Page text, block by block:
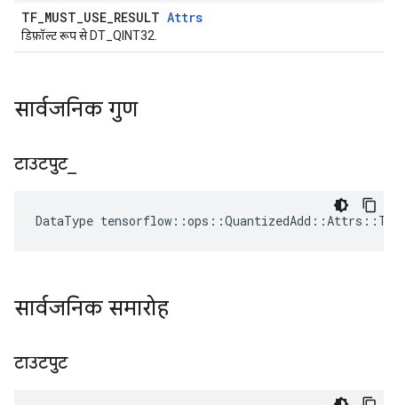
TF_MUST_USE_RESULT Attrs
डिफ़ॉल्ट रूप से DT_QINT32.
सार्वजनिक गुण
टाउटपुट_
DataType
सार्वजनिक समारोह
टाउटपुट